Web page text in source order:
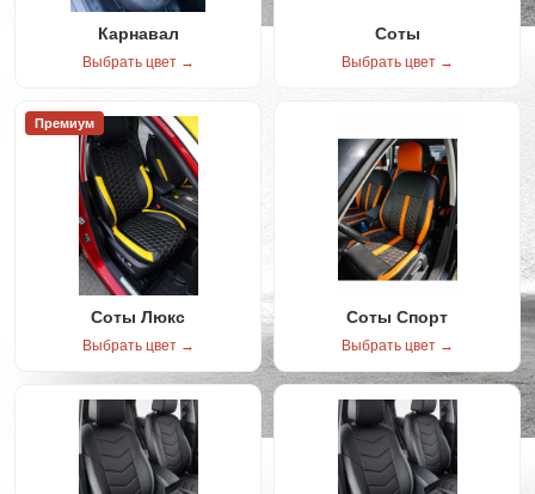
Карнавал
Выбрать цвет →
Соты
Выбрать цвет →
Премиум
Соты Люкс
Выбрать цвет →
Соты Спорт
Выбрать цвет →